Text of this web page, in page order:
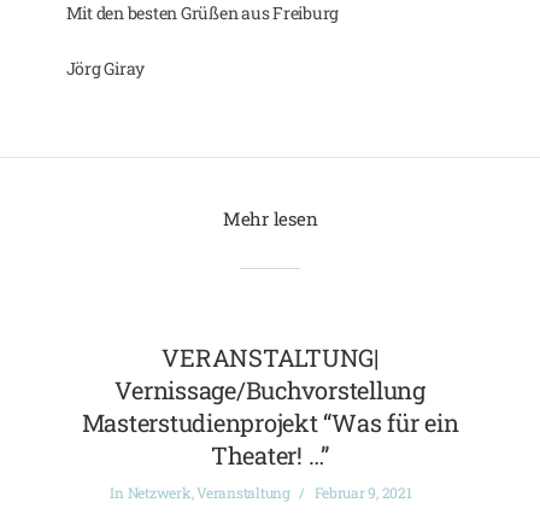
Mit den besten Grüßen aus Freiburg
Jörg Giray
Mehr lesen
VERANSTALTUNG|
Vernissage/Buchvorstellung
Masterstudienprojekt “Was für ein
Theater! …”
In Netzwerk,Veranstaltung Februar 9, 2021